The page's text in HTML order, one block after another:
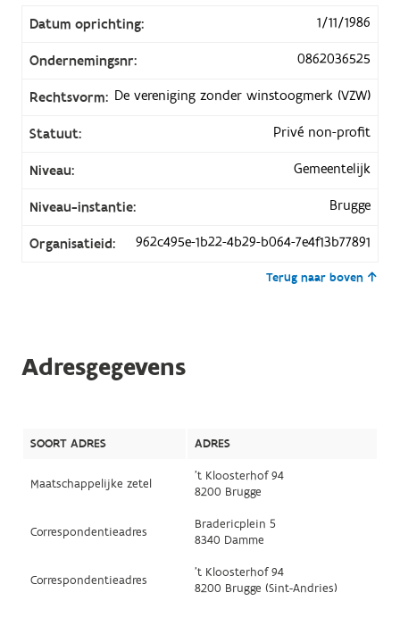
Datum oprichting: 1/11/1986
Ondernemingsnr: 0862036525
Rechtsvorm: De vereniging zonder winstoogmerk (VZW)
Statuut: Privé non-profit
Niveau: Gemeentelijk
Niveau-instantie: Brugge
Organisatieid: 962c495e-1b22-4b29-b064-7e4f13b77891
Terug naar boven
Adresgegevens
SOORT ADRES ADRES
Maatschappelijke zetel
't Kloosterhof 94
8200 Brugge
Correspondentieadres
Bradericplein 5
8340 Damme
Correspondentieadres
't Kloosterhof 94
8200 Brugge (Sint-Andries)